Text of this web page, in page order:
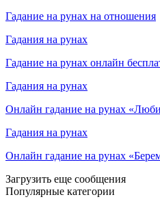
Гадание на рунах на отношения
Гадания на рунах
Гадание на рунах онлайн
Гадания на рунах
Онлайн гадание на рунах
Гадания на рунах
Онлайн гадание на рунах
Загрузить еще сообщения
Популярные категории